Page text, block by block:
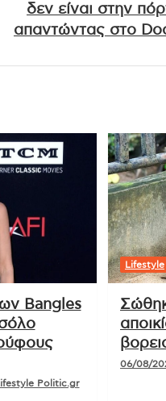
δεν είναι στην
απαντώντας στο
Bangles
Politic.gr
Lifestyle
06/08/